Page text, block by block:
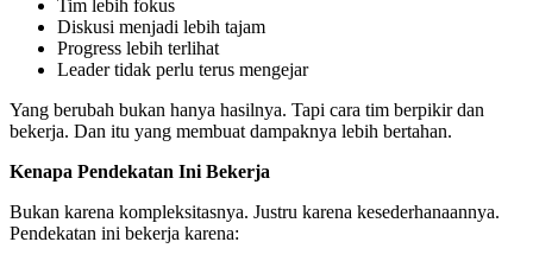
Tim lebih fokus
Diskusi menjadi lebih tajam
Progress lebih terlihat
Leader tidak perlu terus mengejar
Yang berubah bukan hanya hasilnya. Tapi cara tim berpikir dan
bekerja. Dan itu yang membuat dampaknya lebih bertahan.
Kenapa Pendekatan Ini Bekerja
Bukan karena kompleksitasnya. Justru karena kesederhanaannya.
Pendekatan ini bekerja karena: